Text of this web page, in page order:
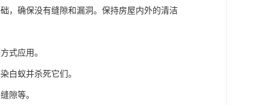
，确保没有缝隙和漏洞。保持房屋内外的清洁
式应用。
白蚁并杀死它们。
隙等。